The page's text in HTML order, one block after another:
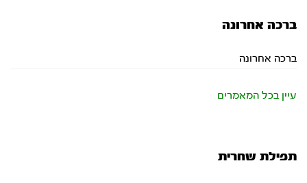
ברכה אחרונה
ברכה אחרונה
עיין בכל המאמרים
תפילת שחרית